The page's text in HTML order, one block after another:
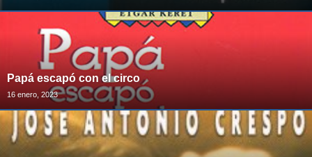
Papá escapó con el circo
16 enero, 2023